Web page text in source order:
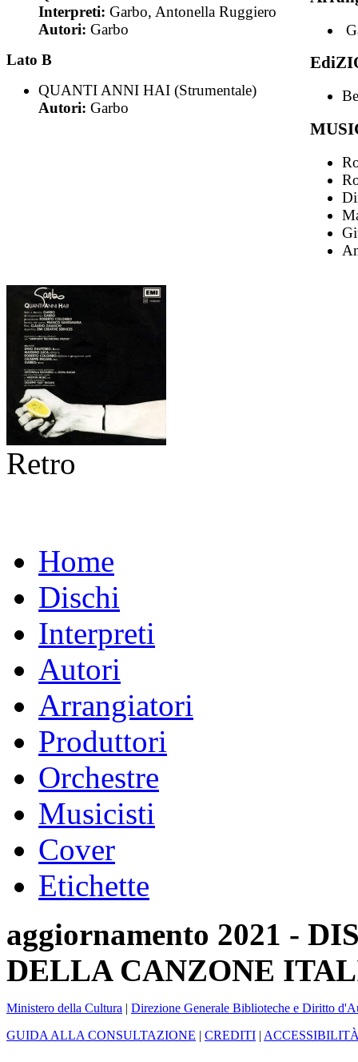
Interpreti: Garbo, Antonella Ruggiero
Autori: Garbo
Lato B
QUANTI ANNI HAI (Strumentale)
Autori: Garbo
Retro
Home
Dischi
Interpreti
Autori
Arrangiatori
Produttori
Orchestre
Musicisti
Cover
Etichette
aggiornamento 2021 -
DELLA CANZONE
Ministero della Cultura | Direzione Generale Biblioteche e Diritto
GUIDA ALLA CONSULTAZIONE | CREDITI |